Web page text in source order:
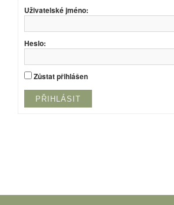
Uživatelské jméno:
Heslo:
Zůstat přihlášen
PŘIHLÁSIT